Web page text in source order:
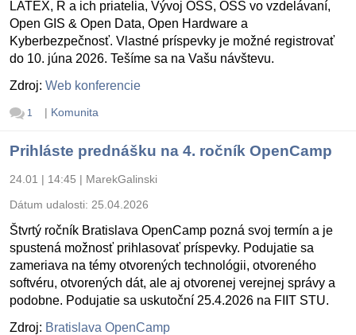
LATEX, R a ich priatelia, Vývoj OSS, OSS vo vzdelávaní,
Open GIS & Open Data, Open Hardware a
Kyberbezpečnosť. Vlastné príspevky je možné registrovať
do 10. júna 2026. Tešíme sa na Vašu návštevu.
Zdroj: Web konferencie
1 | Komunita
Prihláste prednášku na 4. ročník OpenCamp
24.01 | 14:45 | MarekGalinski
Dátum udalosti: 25.04.2026
Štvrtý ročník Bratislava OpenCamp pozná svoj termín a je
spustená možnosť prihlasovať príspevky. Podujatie sa
zameriava na témy otvorených technológii, otvoreného
softvéru, otvorených dát, ale aj otvorenej verejnej správy a
podobne. Podujatie sa uskutoční 25.4.2026 na FIIT STU.
Zdroj: Bratislava OpenCamp